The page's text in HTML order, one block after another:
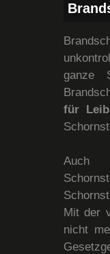
ganze
für
Auch
Mit der
nicht